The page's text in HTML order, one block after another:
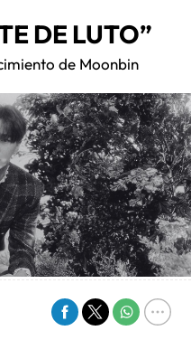
DE LUTO”
de Moonbin